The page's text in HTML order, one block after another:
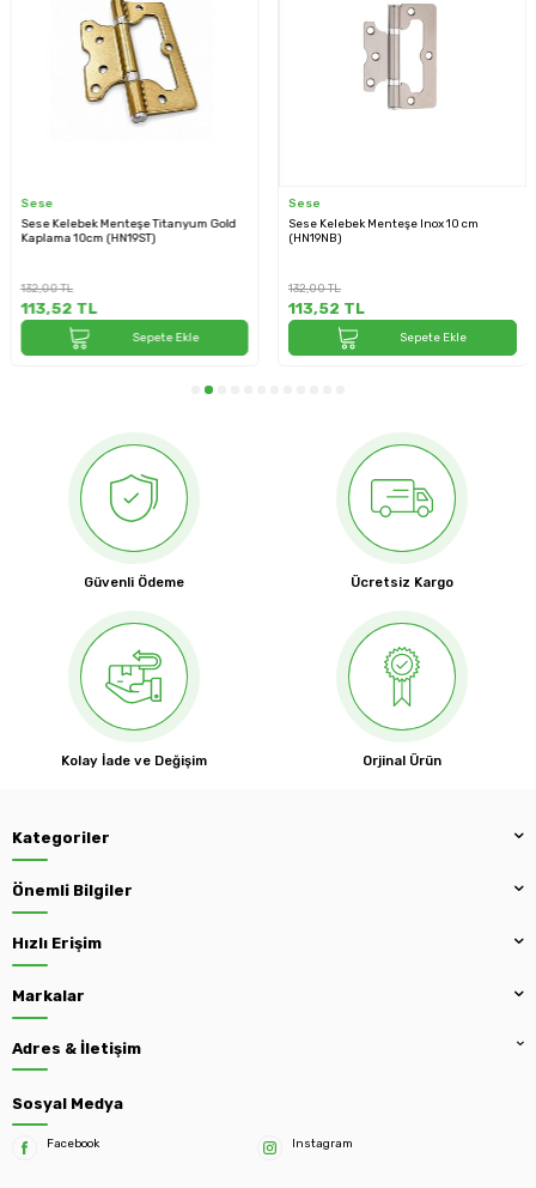
Gold
Sese Kelebek Menteşe Inox 10 cm
(HN19NB)
Sese Kelebek Menteşe Mat
Güvenli Ödeme Ücretsiz Kargo
Kolay İade ve Değişim Orjinal Ürün
Kategoriler
Önemli Bilgiler
Hızlı Erişim
Markalar
Adres & İletişim
Sosyal Medya
Facebook Instagram